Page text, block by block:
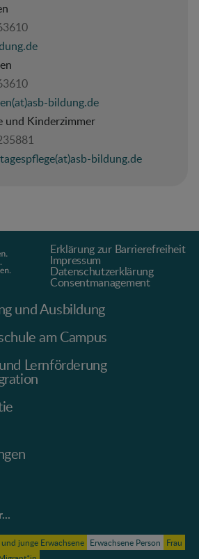
bildung.de
und Kinderzimmer
bildung.de
Erklärung zur Barrierefreiheit
Impressum
Datenschutz­erklärung
Consentmanagement
und Ausbildung
am Campus
Lernförderung
junge Erwachsene Erwachsene Person
Frau